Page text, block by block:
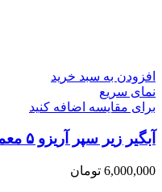
افزودن به سبد خرید
نمای سریع
برای مقایسه اضافه کنید
آبگیر زیر سپر آریزو ۵ معمولی ARRIZO 5
6,000,000 تومان